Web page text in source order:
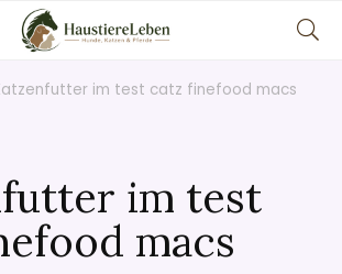
im test catz finefood macs
im test
macs